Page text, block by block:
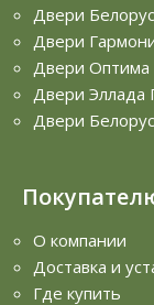
Двери
Двери
Двери
Двери Эллада
Двери
О компании
Доставка и
Где купить